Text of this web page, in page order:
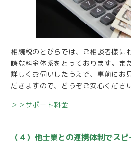
相続税のとびらでは、ご相談者様に
瞭な料金体系をとっております。ま
詳しくお伺いしたうえで、事前にお
だきますので、どうぞご安心ください
＞＞サポート料金
（４）他士業との連携体制でス